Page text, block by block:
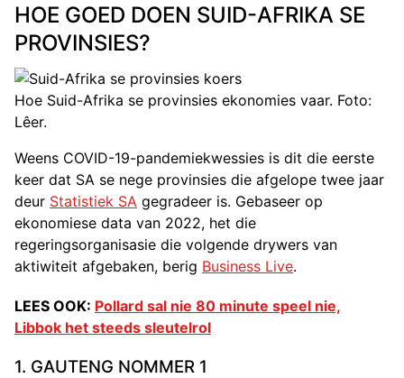
HOE GOED DOEN SUID-AFRIKA SE
PROVINSIES?
Hoe Suid-Afrika se provinsies ekonomies vaar. Foto:
Lêer.
Weens COVID-19-pandemiekwessies is dit die eerste
keer dat SA se nege provinsies die afgelope twee jaar
deur Statistiek SA gegradeer is. Gebaseer op
ekonomiese data van 2022, het die
regeringsorganisasie die volgende drywers van
aktiwiteit afgebaken, berig Business Live.
LEES OOK: Pollard sal nie 80 minute speel nie,
Libbok het steeds sleutelrol
1. GAUTENG NOMMER 1